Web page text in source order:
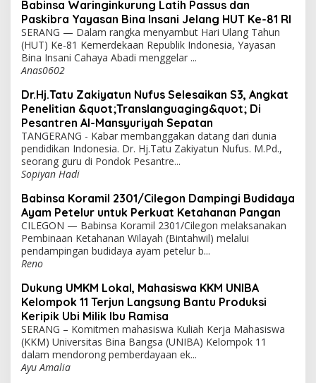
Babinsa Waringinkurung Latih Passus dan
Paskibra Yayasan Bina Insani Jelang HUT Ke-81 RI
SERANG — Dalam rangka menyambut Hari Ulang Tahun
(HUT) Ke-81 Kemerdekaan Republik Indonesia, Yayasan
Bina Insani Cahaya Abadi menggelar ...
Anas0602
Dr.Hj.Tatu Zakiyatun Nufus Selesaikan S3, Angkat
Penelitian &quot;Translanguaging&quot; Di
Pesantren Al-Mansyuriyah Sepatan
TANGERANG - Kabar membanggakan datang dari dunia
pendidikan Indonesia. Dr. Hj.Tatu Zakiyatun Nufus. M.Pd.,
seorang guru di Pondok Pesantre...
Sopiyan Hadi
Babinsa Koramil 2301/Cilegon Dampingi Budidaya
Ayam Petelur untuk Perkuat Ketahanan Pangan
CILEGON — Babinsa Koramil 2301/Cilegon melaksanakan
Pembinaan Ketahanan Wilayah (Bintahwil) melalui
pendampingan budidaya ayam petelur b...
Reno
Dukung UMKM Lokal, Mahasiswa KKM UNIBA
Kelompok 11 Terjun Langsung Bantu Produksi
Keripik Ubi Milik Ibu Ramisa
SERANG – Komitmen mahasiswa Kuliah Kerja Mahasiswa
(KKM) Universitas Bina Bangsa (UNIBA) Kelompok 11
dalam mendorong pemberdayaan ek...
Ayu Amalia